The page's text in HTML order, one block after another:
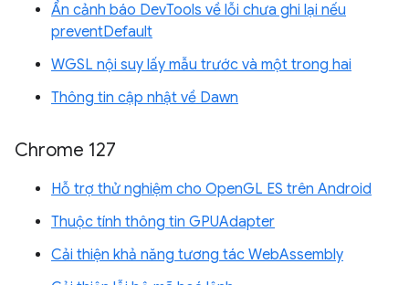
Ẩn cảnh báo DevTools về lỗi chưa ghi lại nếu
preventDefault
WGSL nội suy lấy mẫu trước và một trong hai
Thông tin cập nhật về Dawn
Chrome 127
Hỗ trợ thử nghiệm cho OpenGL ES trên Android
Thuộc tính thông tin GPUAdapter
Cải thiện khả năng tương tác WebAssembly